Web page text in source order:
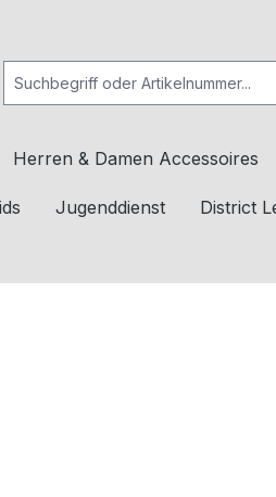
Herren & Damen Accessoires
Jugenddienst District